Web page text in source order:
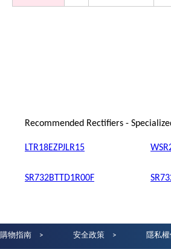
Recommended Rectifiers -
LTR18EZPJLR15
SR732BTTD1R00F
購物指南 安全政策 隱私